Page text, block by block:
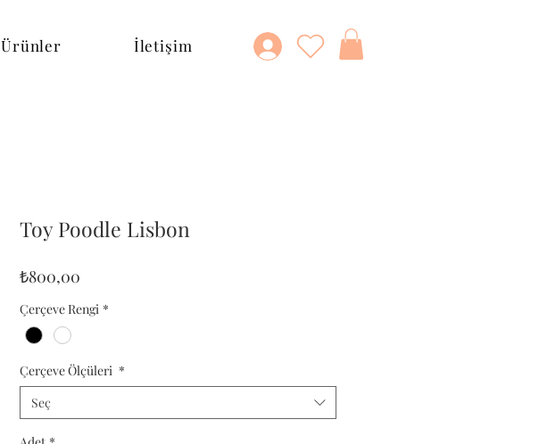
Ürünler İletişim
Toy Poodle Lisbon
₺800,00
Çerçeve Rengi *
Çerçeve Ölçüleri *
Seç